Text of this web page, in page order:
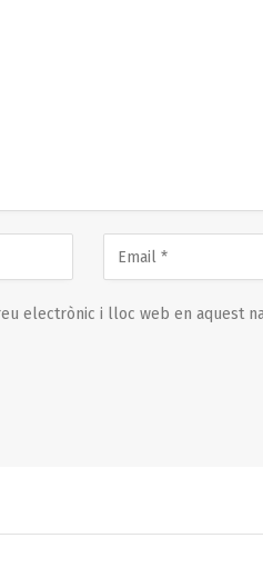
electrònic i lloc web en aquest